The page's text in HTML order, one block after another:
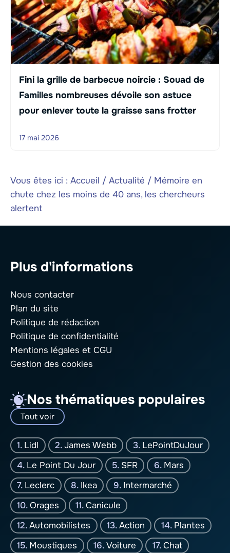
Fini la grille de barbecue noircie : Souad de
Familles nombreuses dévoile son astuce
pour enlever toute la graisse sans frotter
17 mai 2026
Vous êtes ici : Accueil / Actualité / Mémoire en
chute chez les moins de 40 ans, les chercheurs
alertent
Plus d'informations
Nous contacter
Plan du site
Politique de rédaction
Politique de confidentialité
Mentions légales et CGU
Gestion des cookies
Nos thématiques populaires
Tout voir
Lidl James Webb
LePointDuJour
Le Point Du Jour
SFR
Mars
Leclerc
Ikea
Intermarché
Orages
Canicule
Automobilistes
Action
Plantes
Moustiques
Voiture Chat